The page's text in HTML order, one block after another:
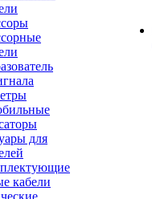
для
кабели